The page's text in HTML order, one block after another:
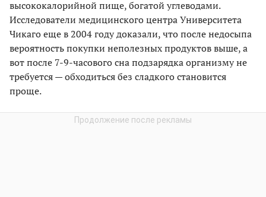
высококалорийной пище, богатой углеводами.
Исследователи медицинского центра Университета
Чикаго еще в 2004 году доказали, что после недосыпа
вероятность покупки неполезных продуктов выше, а
вот после 7-9-часового сна подзарядка организму не
требуется — обходиться без сладкого становится
проще.